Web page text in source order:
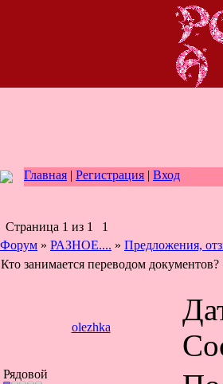
Главная | Регистрация | Вход
Страница 1 из 1
1
Форум » РАЗНОЕ.... » Предложения,
Кто занимается переводом документов?
olezhka
Рядовой